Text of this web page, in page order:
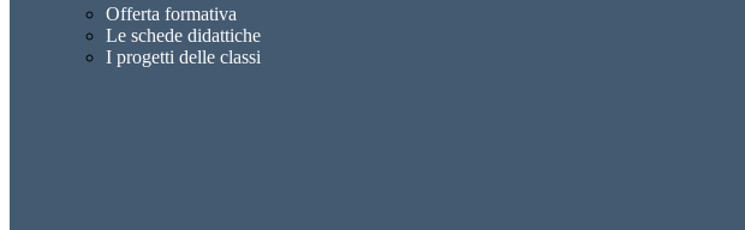
Offerta formativa
Le schede didattiche
I progetti delle classi